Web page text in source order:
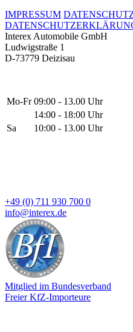
IMPRESSUM
Interex Automobile GmbH
Ludwigstraße 1
D-73779 Deizisau
Mo-Fr 09:00 - 13.00 Uhr
14:00 - 18:00 Uhr
Sa
10:00 - 13.00 Uhr
+49 (0) 711 930 700 0
info@interex.de
Mitglied im Bundesverband
Freier KfZ-Importeure